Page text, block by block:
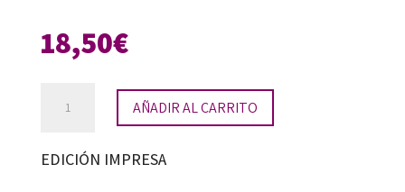
18,50€
cotidiano:
AÑADIR AL CARRITO
EDICIÓN IMPRESA